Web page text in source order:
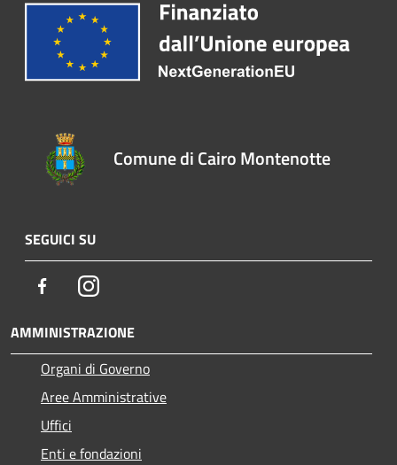
Comune di Cairo Montenotte
SEGUICI SU
FacebookInstagram
AMMINISTRAZIONE
Organi di Governo
Aree Amministrative
Uffici
Enti e fondazioni